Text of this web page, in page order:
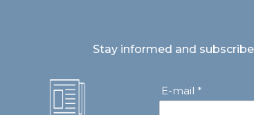
Stay informed and
E-mail *